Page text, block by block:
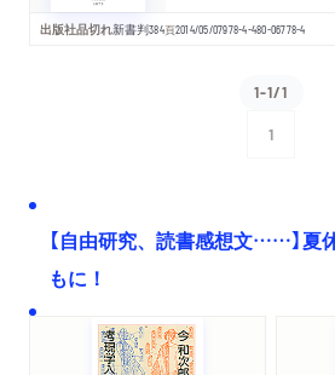
出版社品切れ新書判384頁2014/05/07978-4-480-06778-4
1-1/1
1
【自由研究、読書感想文……】夏
もに！